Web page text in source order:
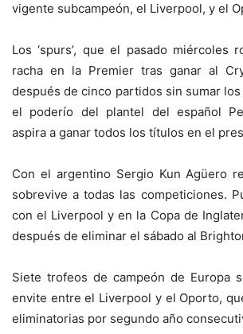
vigente subcampeón, el Liverpool, y el
Los ‘spurs’, que el pasado miércoles
racha en la Premier tras ganar al
después de cinco partidos sin sumar
el poderío del plantel del español
aspira a ganar todos los títulos en el
Con el argentino Sergio Kun Agüero
sobrevive a todas las competiciones.
con el Liverpool y en la Copa de
después de eliminar el sábado al
Siete trofeos de campeón de Europa
envite entre el Liverpool y el Oporto,
eliminatorias por segundo año